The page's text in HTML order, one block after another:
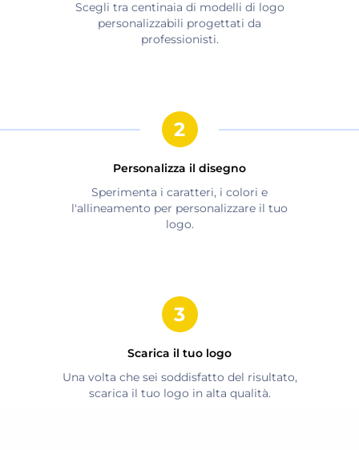
Scegli tra centinaia di modelli di logo
personalizzabili progettati da
professionisti.
Personalizza il disegno
Sperimenta i caratteri, i colori e
l'allineamento per personalizzare il tuo
logo.
Scarica il tuo logo
Una volta che sei soddisfatto del risultato,
scarica il tuo logo in alta qualità.